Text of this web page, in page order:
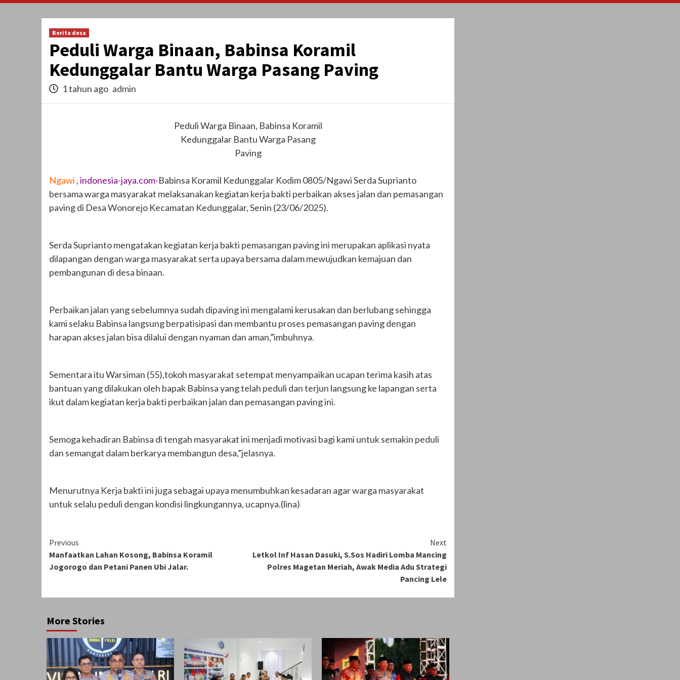
Berita desa
Peduli Warga Binaan, Babinsa Koramil
Kedunggalar Bantu Warga Pasang Paving
1 tahun ago admin
Peduli Warga Binaan, Babinsa Koramil
Kedunggalar Bantu Warga Pasang
Paving
Ngawi ,indonesia-jaya.com-Babinsa Koramil Kedunggalar Kodim 0805/Ngawi Serda Suprianto
bersama warga masyarakat melaksanakan kegiatan kerja bakti perbaikan akses jalan dan pemasangan
paving di Desa Wonorejo Kecamatan Kedunggalar, Senin (23/06/2025).
Serda Suprianto mengatakan kegiatan kerja bakti pemasangan paving ini merupakan aplikasi nyata
dilapangan dengan warga masyarakat serta upaya bersama dalam mewujudkan kemajuan dan
pembangunan di desa binaan.
Perbaikan jalan yang sebelumnya sudah dipaving ini mengalami kerusakan dan berlubang sehingga
kami selaku Babinsa langsung berpatisipasi dan membantu proses pemasangan paving dengan
harapan akses jalan bisa dilalui dengan nyaman dan aman,”imbuhnya.
Sementara itu Warsiman (55),tokoh masyarakat setempat menyampaikan ucapan terima kasih atas
bantuan yang dilakukan oleh bapak Babinsa yang telah peduli dan terjun langsung ke lapangan serta
ikut dalam kegiatan kerja bakti perbaikan jalan dan pemasangan paving ini.
Semoga kehadiran Babinsa di tengah masyarakat ini menjadi motivasi bagi kami untuk semakin peduli
dan semangat dalam berkarya membangun desa,”jelasnya.
Menurutnya Kerja bakti ini juga sebagai upaya menumbuhkan kesadaran agar warga masyarakat
untuk selalu peduli dengan kondisi lingkungannya, ucapnya.(lina)
Continue
Reading
Previous
Manfaatkan Lahan Kosong, Babinsa Koramil
Jogorogo dan Petani Panen Ubi Jalar.
Next
Letkol Inf Hasan Dasuki, S.Sos Hadiri Lomba Mancing
Polres Magetan Meriah, Awak Media Adu Strategi
Pancing Lele
More Stories